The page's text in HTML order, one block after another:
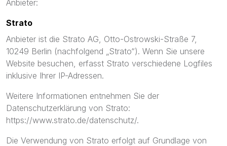
Anbieter:
Strato
Anbieter ist die Strato AG, Otto-Ostrowski-Straße 7,
10249 Berlin (nachfolgend „Strato“). Wenn Sie unsere
Website besuchen, erfasst Strato verschiedene Logfiles
inklusive Ihrer IP-Adressen.
Weitere Informationen entnehmen Sie der
Datenschutzerklärung von Strato:
https://www.strato.de/datenschutz/.
Die Verwendung von Strato erfolgt auf Grundlage von